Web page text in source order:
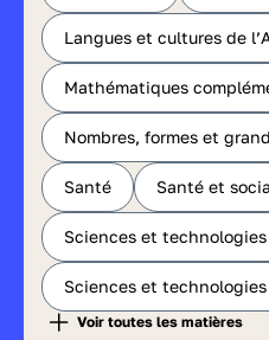
Langues et cultures de
Mathématiques
Nombres, formes et
Santé Santé et
Sciences et
Sciences et